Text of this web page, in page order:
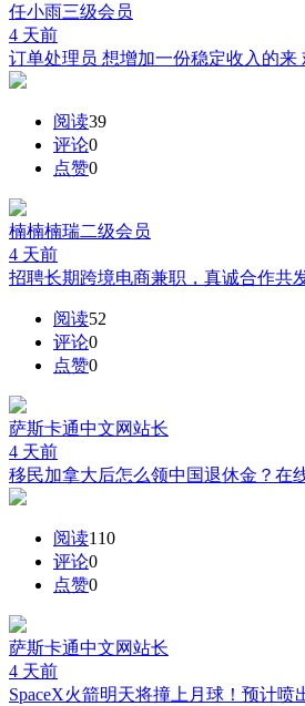
任小雨三级会员
4 天前
订单处理员 想增加一份稳定收入的来
阅读39
评论0
点赞0
楠楠楠瑞二级会员
4 天前
招聘长期跨境电商兼职，真诚合作共
阅读52
评论0
点赞0
萨斯卡通中文网站长
4 天前
移民加拿大后怎么领中国退休金？在
阅读110
评论0
点赞0
萨斯卡通中文网站长
4 天前
SpaceX火箭明天将撞上月球！预计喷